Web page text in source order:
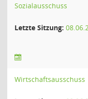
Sozialausschuss
Letzte Sitzung:
Wirtschaftsausschuss